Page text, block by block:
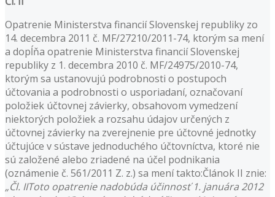
Opatrenie Ministerstva financií Slovenskej republiky zo
14. decembra 2011 č. MF/27210/2011-74, ktorým sa mení
a dopĺňa opatrenie Ministerstva financií Slovenskej
republiky z 1. decembra 2010 č. MF/24975/2010-74,
ktorým sa ustanovujú podrobnosti o postupoch
účtovania a podrobnosti o usporiadaní, označovaní
položiek účtovnej závierky, obsahovom vymedzení
niektorých položiek a rozsahu údajov určených z
účtovnej závierky na zverejnenie pre účtovné jednotky
účtujúce v sústave jednoduchého účtovníctva, ktoré nie
sú založené alebo zriadené na účel podnikania
(oznámenie č. 561/2011 Z. z.) sa mení takto:Článok II znie:
„Čl. IIToto opatrenie nadobúda účinnosť 1. januára 2012